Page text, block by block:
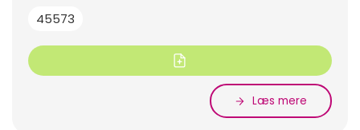
45573
Læs mere